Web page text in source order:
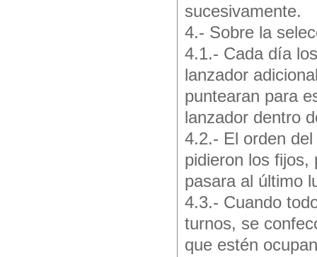
sucesivamente.
4.- Sobre la
4.1.- Cada día
lanzador
puntearan para
lanzador dentro
4.2.- El orden
pidieron los fijos,
pasara al último
4.3.- Cuando
turnos, se
que estén